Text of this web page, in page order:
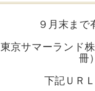
９月末まで
東京サマーランド
冊
下記ＵＲ